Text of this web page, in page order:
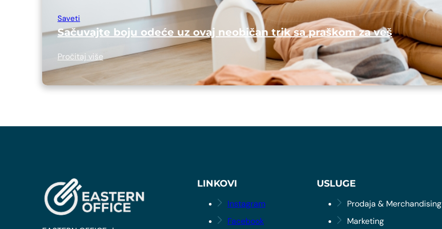
Saveti
Sačuvajte boju odeće uz ovaj neobičan trik sa praškom za veš
Pročitaj više
LINKOVI
Instagram
Facebook
USLUGE
Prodaja & Merchandising
Marketing